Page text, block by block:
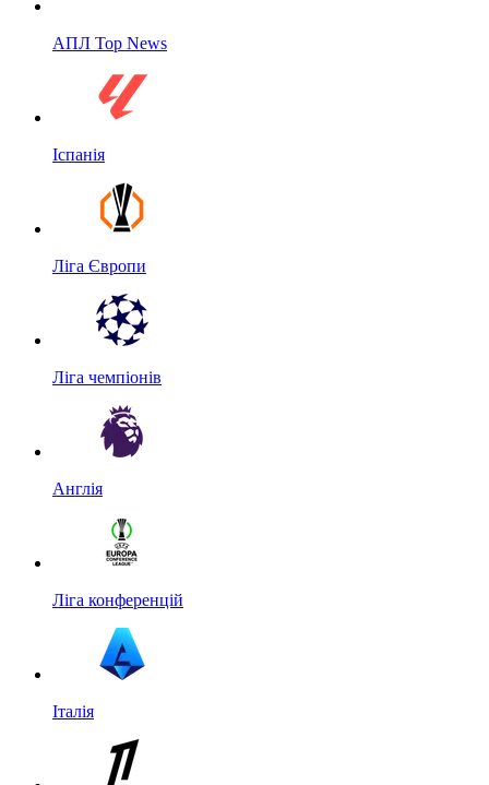
АПЛ Top News
Іспанія
Ліга Європи
Ліга чемпіонів
Англія
Ліга конференцій
Італія